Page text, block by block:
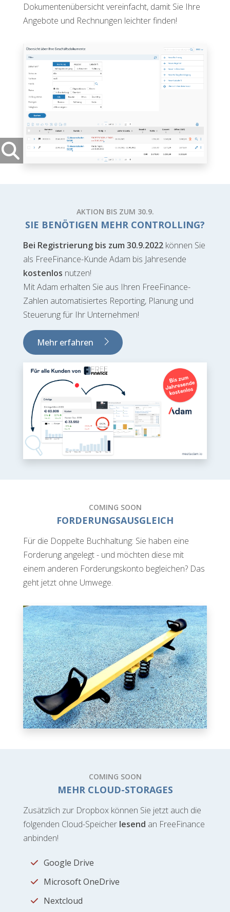
Dokumentenübersicht vereinfacht, damit Sie Ihre
Angebote und Rechnungen leichter finden!
AKTION BIS ZUM 30.9.
SIE BENÖTIGEN MEHR CONTROLLING?
Bei Registrierung bis zum 30.9.2022 können Sie
als FreeFinance-Kunde Adam bis Jahresende
kostenlos nutzen!
Mit Adam erhalten Sie aus Ihren FreeFinance-
Zahlen automatisiertes Reporting, Planung und
Steuerung für Ihr Unternehmen!
Mehr erfahren
COMING SOON
FORDERUNGSAUSGLEICH
Für die Doppelte Buchhaltung: Sie haben eine
Forderung angelegt - und möchten diese mit
einem anderen Forderungskonto begleichen? Das
geht jetzt ohne Umwege.
COMING SOON
MEHR CLOUD-STORAGES
Zusätzlich zur Dropbox können Sie jetzt auch die
folgenden Cloud-Speicher lesend an FreeFinance
anbinden!
Google Drive
Microsoft OneDrive
Nextcloud